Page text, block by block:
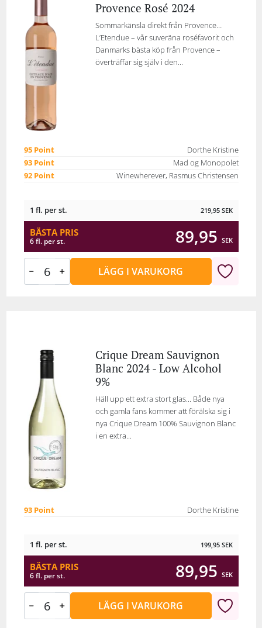
Provence Rosé 2024
Sommarkänsla direkt från Provence…
L’Etendue – vår suveräna roséfavorit och
Danmarks bästa köp från Provence –
överträffar sig själv i den...
95 Point
Dorthe Kristine
93 Point
Mad og Monopolet
92 Point
Winewherever, Rasmus Christensen
1 fl. per st. 219,95 SEK
BÄSTA PRIS
6 fl. per st. 89,95 SEK
LÄGG I VARUKORG
Crique Dream Sauvignon
Blanc 2024 - Low Alcohol
9%
Häll upp ett extra stort glas... Både nya
och gamla fans kommer att förälska sig i
nya Crique Dream 100% Sauvignon Blanc
i en extra...
93 Point Dorthe Kristine
1 fl. per st. 199,95 SEK
BÄSTA PRIS
6 fl. per st. 89,95 SEK
LÄGG I VARUKORG